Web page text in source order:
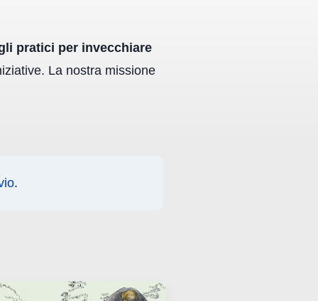
pratici per invecchiare
La nostra missione
.